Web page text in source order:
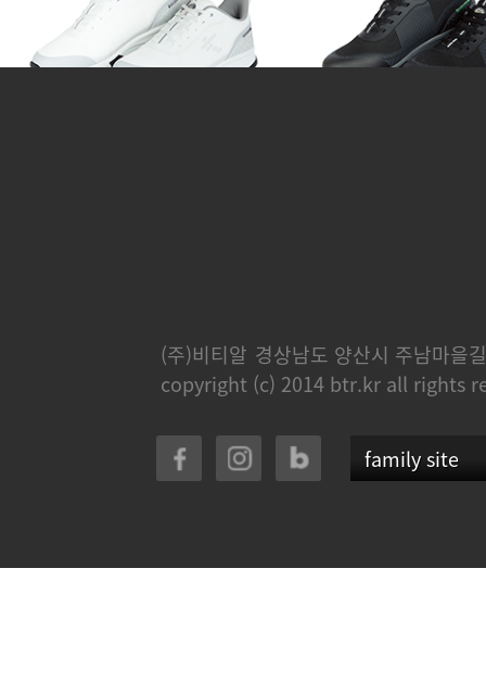
(주)비티알 경상남도 양산시 주남마을
copyright (c) 2014 btr.kr all rights
family site